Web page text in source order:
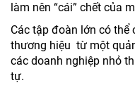
làm nên “cái” chết của
Các tập đoàn lớn có
thương hiệu từ một
các doanh nghiệp nhỏ
tự.